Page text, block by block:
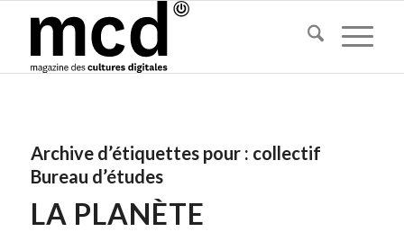
Archive d’étiquettes pour : collectif
Bureau d’études
LA PLANÈTE